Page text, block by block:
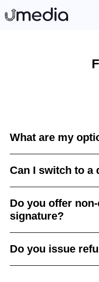
What are my
Can I switch to a
Do you offer
signature?
Do you issue